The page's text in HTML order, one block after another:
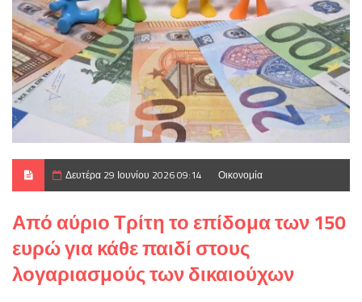
Δευτέρα 29 Ιουνίου 2026 09:14 Οικονομία
Από αύριο Τρίτη το επίδομα των 150
ευρώ για κάθε παιδί στους
λογαριασμούς των δικαιούχων